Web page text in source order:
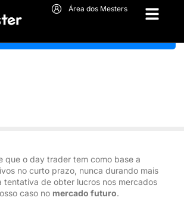
Área dos Mesters
que o day trader tem como base a
no curto prazo, nunca durando mais
tentativa de obter lucros nos mercados
caso no mercado futuro.